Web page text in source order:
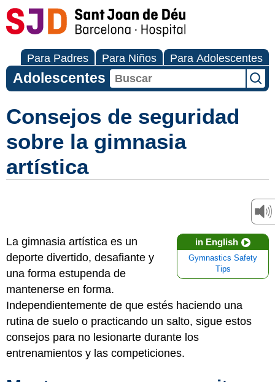
Para Padres Para Niños Para Adolescentes
Adolescentes
Consejos de seguridad
sobre la gimnasia
artística
in English
Gymnastics Safety
Tips
La gimnasia artística es un
deporte divertido, desafiante y
una forma estupenda de
mantenerse en forma.
Independientemente de que estés haciendo una
rutina de suelo o practicando un salto, sigue estos
consejos para no lesionarte durante los
entrenamientos y las competiciones.